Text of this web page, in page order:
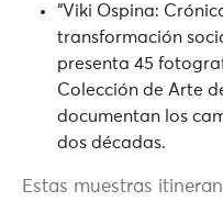
“Viki Ospina:
transformación
presenta 45
Colección de Arte
documentan los
dos décadas.
Estas muestras